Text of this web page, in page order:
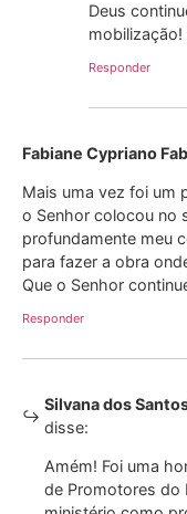
Deus
Responder
Fabiane Cypriano
Mais uma vez foi um
o Senhor colocou no
profundamente meu
para fazer a obra
Que o Senhor
Responder
Silvana dos
disse:
Amém! Foi uma
de Promotores do